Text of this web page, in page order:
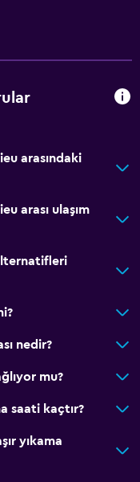
arasındaki
arası ulaşım
nedir?
mu?
saati kaçtır?
yıkama